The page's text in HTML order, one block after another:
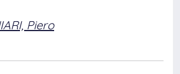
Piero